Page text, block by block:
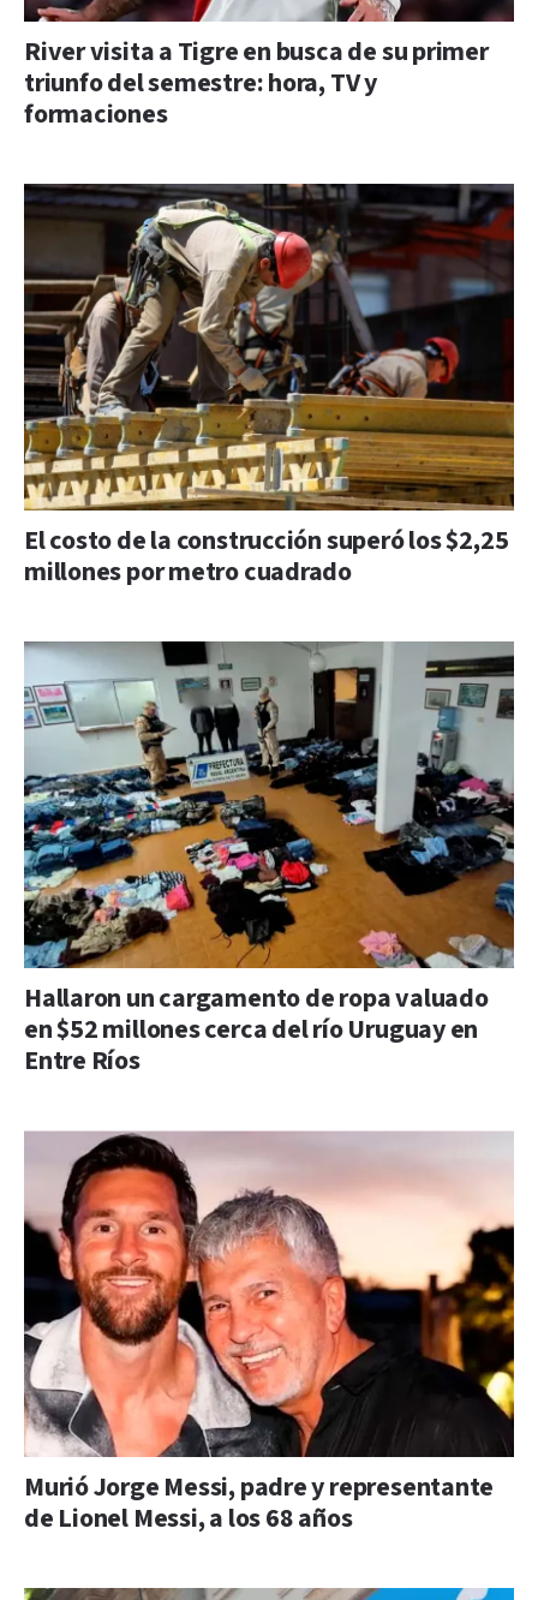
River visita a Tigre en busca de su primer
triunfo del semestre: hora, TV y
formaciones
El costo de la construcción superó los $2,25
millones por metro cuadrado
Hallaron un cargamento de ropa valuado
en $52 millones cerca del río Uruguay en
Entre Ríos
Murió Jorge Messi, padre y representante
de Lionel Messi, a los 68 años